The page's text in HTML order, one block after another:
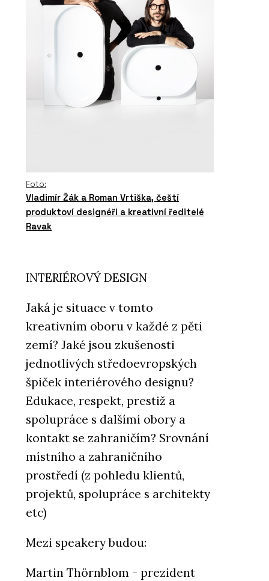
Foto:
Vladimír Žák a Roman Vrtiška, čeští
produktoví designéři a kreativní ředitelé
Ravak
INTERIÉROVÝ DESIGN
Jaká je situace v tomto
kreativním oboru v každé z pěti
zemí? Jaké jsou zkušenosti
jednotlivých středoevropských
špiček interiérového designu?
Edukace, respekt, prestiž a
spolupráce s dalšími obory a
kontakt se zahraničím? Srovnání
místního a zahraničního
prostředí (z pohledu klientů,
projektů, spolupráce s architekty
etc)
Mezi speakery budou:
Martin Thörnblom - prezident